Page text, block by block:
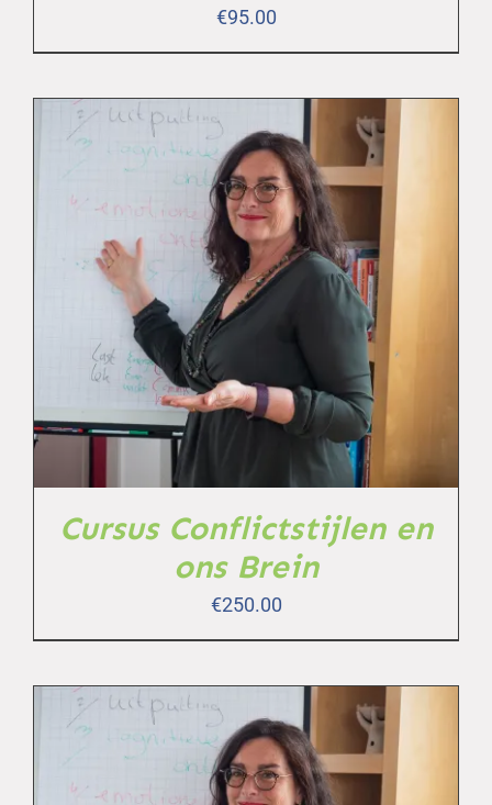
€95.00
TOEVOEGEN AAN WINKELWAGEN / DETAILS
Cursus Conflictstijlen en
ons Brein
€250.00